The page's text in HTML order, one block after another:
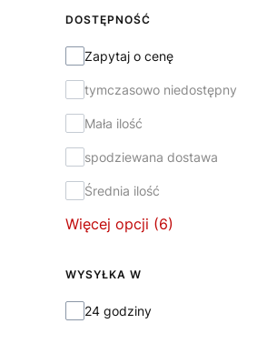
DOSTĘPNOŚĆ
Dostępność
Zapytaj o cenę
tymczasowo niedostępny
Mała ilość
spodziewana dostawa
Średnia ilość
Więcej opcji (6)
WYSYŁKA W
Wysyłka w
24 godziny